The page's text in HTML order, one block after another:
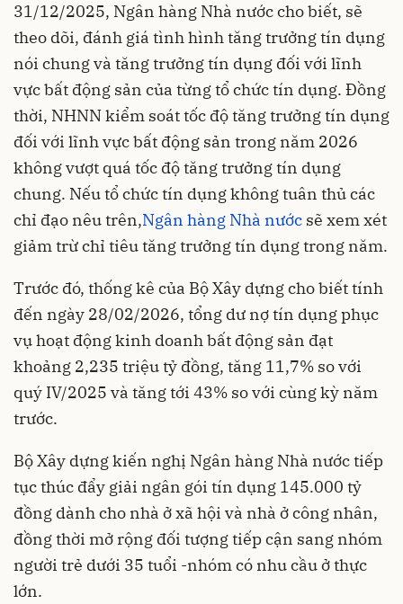
31/12/2025, Ngân hàng Nhà nước cho biết, sẽ
theo dõi, đánh giá tình hình tăng trưởng tín dụng
nói chung và tăng trưởng tín dụng đối với lĩnh
vực bất động sản của từng tổ chức tín dụng. Đồng
thời, NHNN kiểm soát tốc độ tăng trưởng tín dụng
đối với lĩnh vực bất động sản trong năm 2026
không vượt quá tốc độ tăng trưởng tín dụng
chung. Nếu tổ chức tín dụng không tuân thủ các
chỉ đạo nêu trên,Ngân hàng Nhà nước sẽ xem xét
giảm trừ chỉ tiêu tăng trưởng tín dụng trong năm.
Trước đó, thống kê của Bộ Xây dựng cho biết tính
đến ngày 28/02/2026, tổng dư nợ tín dụng phục
vụ hoạt động kinh doanh bất động sản đạt
khoảng 2,235 triệu tỷ đồng, tăng 11,7% so với
quý IV/2025 và tăng tới 43% so với cùng kỳ năm
trước.
Bộ Xây dựng kiến nghị Ngân hàng Nhà nước tiếp
tục thúc đẩy giải ngân gói tín dụng 145.000 tỷ
đồng dành cho nhà ở xã hội và nhà ở công nhân,
đồng thời mở rộng đối tượng tiếp cận sang nhóm
người trẻ dưới 35 tuổi -nhóm có nhu cầu ở thực
lớn.